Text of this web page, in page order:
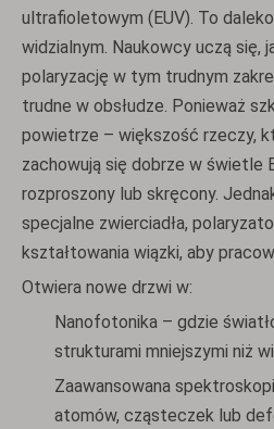
ultrafioletowym (EUV). To
widzialnym. Naukowcy uczą się,
polaryzację w tym trudnym
trudne w obsłudze. Ponieważ
powietrze – większość rzeczy,
zachowują się dobrze w świetle
rozproszony lub skręcony.
specjalne zwierciadła,
kształtowania wiązki, aby
Otwiera nowe drzwi w:
Nanofotonika – gdzie
strukturami mniejszymi niż
Zaawansowana
atomów, cząsteczek lub